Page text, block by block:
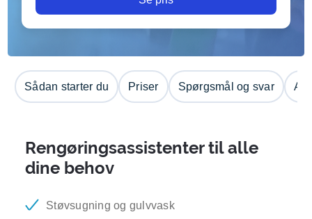
Sådan starter du Priser Spørgsmål og svar
Rengøringsassistenter til alle
dine behov
Støvsugning og gulvvask